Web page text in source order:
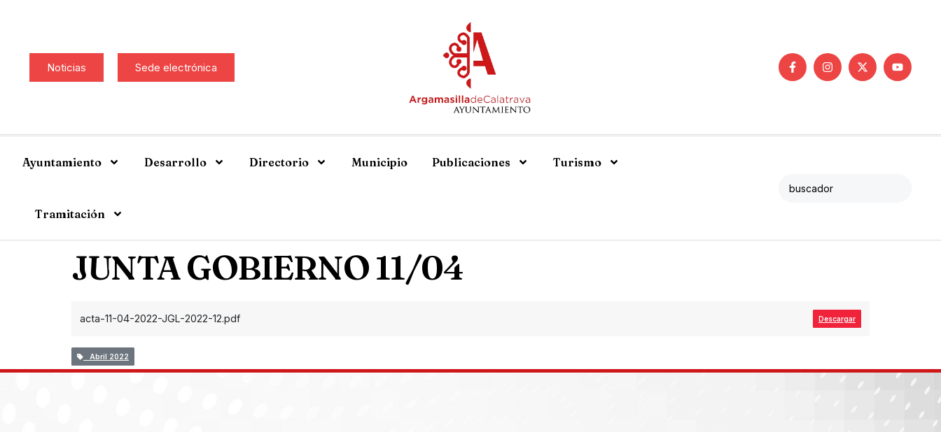
Noticias Sede electrónica
Ayuntamiento Desarrollo Directorio Municipio Publicaciones Turismo
Tramitación
JUNTA GOBIERNO 11/04
acta-11-04-2022-JGL-2022-12.pdf Descargar
Abril 2022